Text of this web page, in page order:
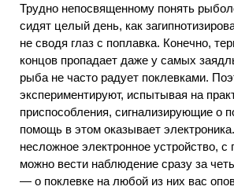
Трудно непосвященному понять
сидят целый день, как
не сводя глаз с поплавка. Конечно,
концов пропадает даже у самых
рыба не часто радует поклевками.
экспериментируют, испытывая на
приспособления, сигнализирующие о
помощь в этом оказывает
несложное электронное устройство,
можно вести наблюдение сразу за
— о поклевке на любой из них вас